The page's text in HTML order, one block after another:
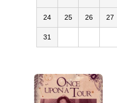
24 25 26 27
31